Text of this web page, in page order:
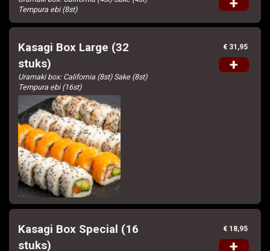
Tempura ebi (8st)
Kasagi Box Large (32
stuks)
Uramaki box: California (8st) Sake (8st)
Tempura ebi (16st)
€ 31,95
+
Kasagi Box Special (16
stuks)
€ 18,95
+